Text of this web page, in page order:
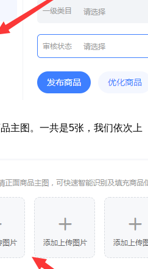
主图。一共是5张，我们依次上